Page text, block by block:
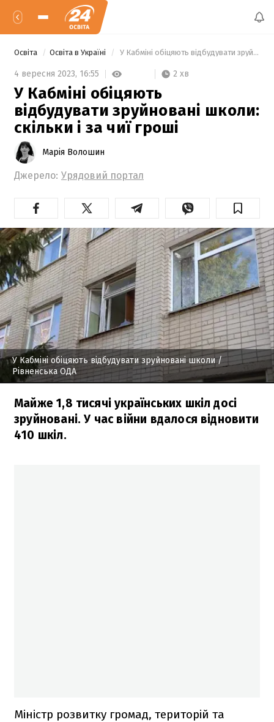
Освіта Освіта в Україні У Кабміні обіцяють відбудувати зруйновані школи: скільки і за чиї гроші
4 вересня 2023, 16:55 2 хв
У Кабміні обіцяють
відбудувати зруйновані школи:
скільки і за чиї гроші
Марія Волошин
Джерело: Урядовий портал
У Кабміні обіцяють відбудувати зруйновані школи/
Рівненська ОДА
Майже 1,8 тисячі українських шкіл досі
зруйновані. У час війни вдалося відновити
410 шкіл.
Міністр розвитку громад, територій та